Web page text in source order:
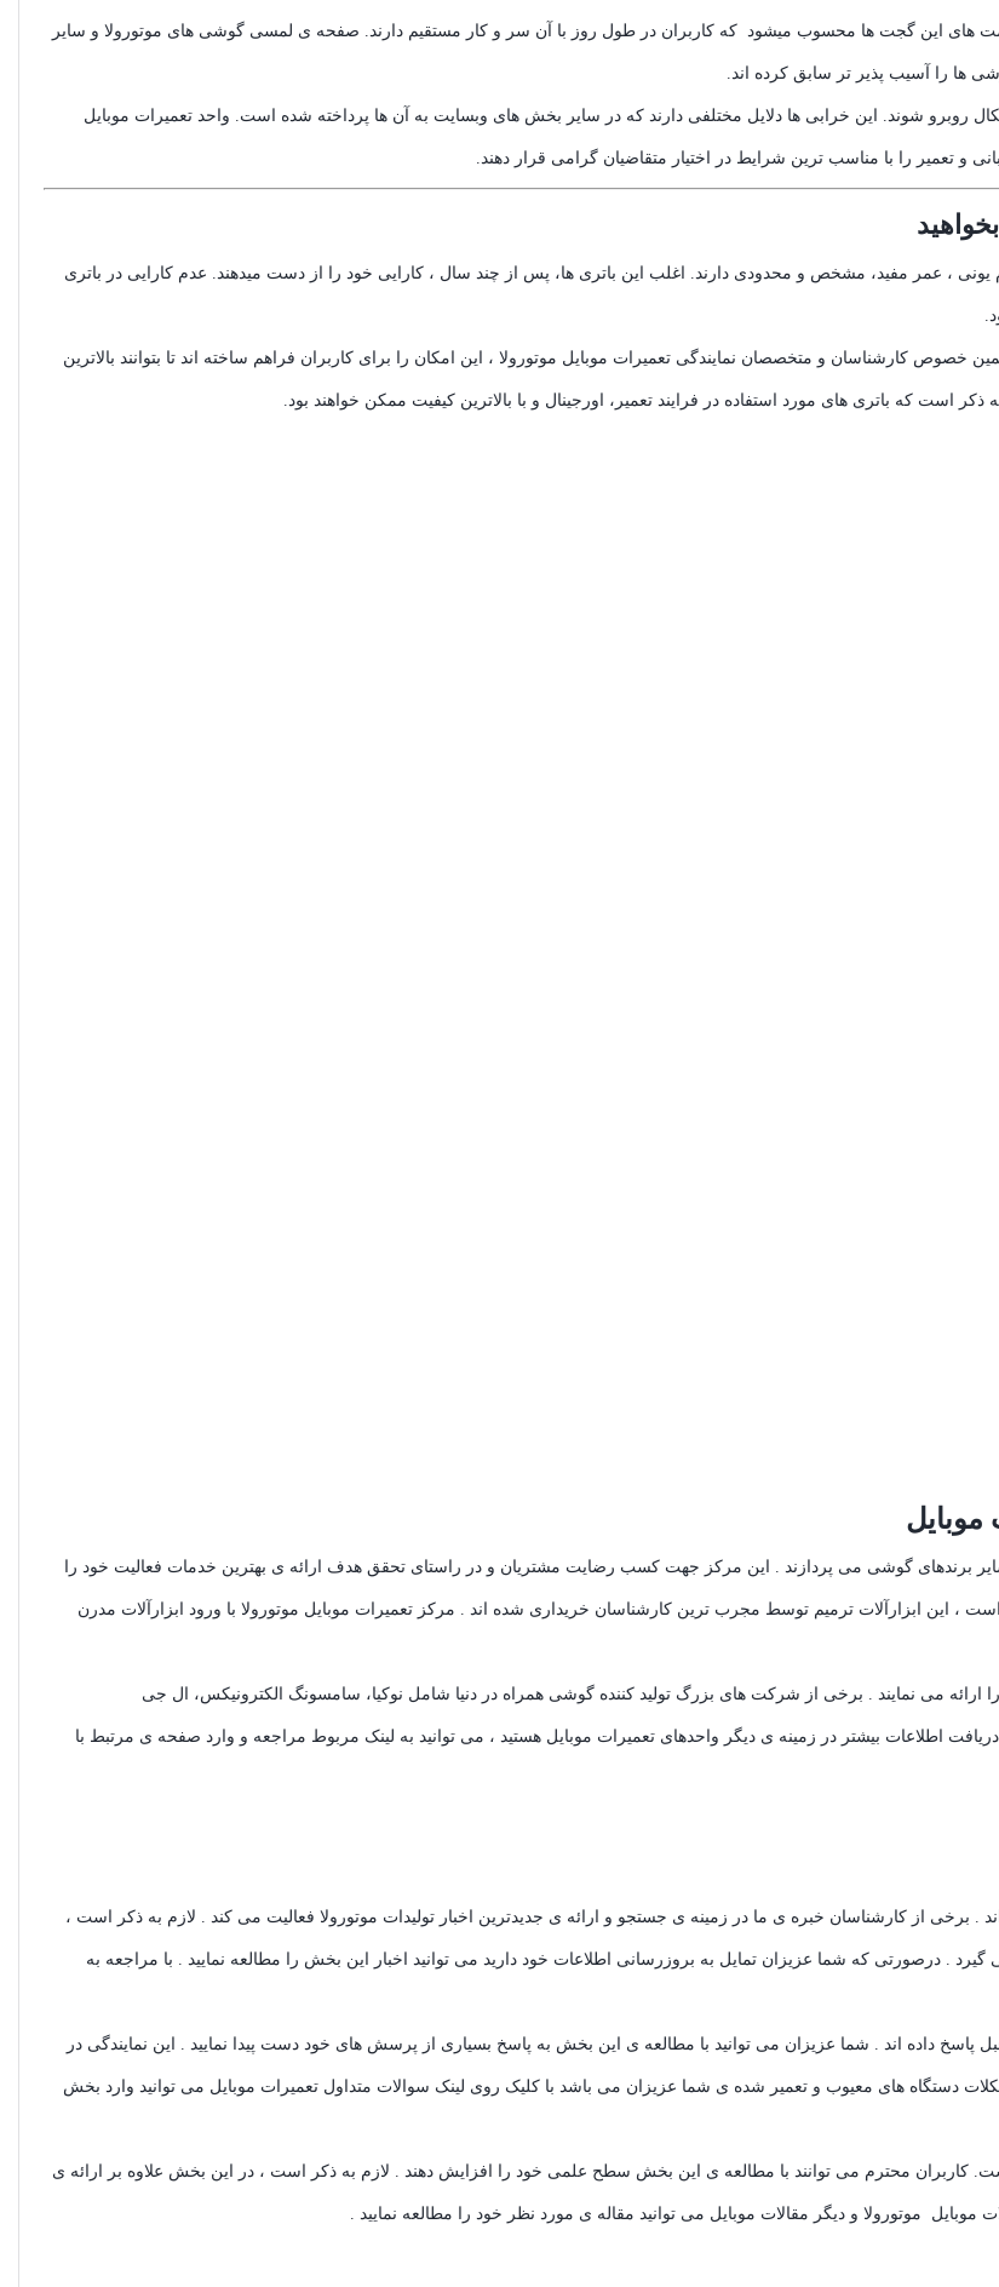
این گجت ها محسوب میشود که کاربران در طول روز با آن سر و کار مستقیم دارند. صفحه ی لمسی گوشی های موتورولا و سایر
ها را آسیب پذیر تر سابق کرده اند.
روبرو شوند. این خرابی ها دلایل مختلفی دارند که در سایر بخش های وبسایت به آن ها پرداخته شده است. واحد تعمیرات موبایل
و تعمیر را با مناسب ترین شرایط در اختیار متقاضیان گرامی قرار دهند.
یونی ، عمر مفید، مشخص و محدودی دارند. اغلب این باتری ها، پس از چند سال ، کارایی خود را از دست میدهند. عدم کارایی در باتری
کارشناسان و متخصصان نمایندگی تعمیرات موبایل موتورولا ، این امکان را برای کاربران فراهم ساخته اند تا بتوانند بالاترین
ذکر است که باتری های مورد استفاده در فرایند تعمیر، اورجینال و با بالاترین کیفیت ممکن خواهند بود.
موبایل
سایر برندهای گوشی می پردازند . این مرکز جهت کسب رضایت مشتریان و در راستای تحقق هدف ارائه ی بهترین خدمات فعالیت خود را
، این ابزارآلات ترمیم توسط مجرب ترین کارشناسان خریداری شده اند . مرکز تعمیرات موبایل موتورولا با ورود ابزارآلات مدرن
ارائه می نمایند . برخی از شرکت ‌های بزرگ تولید کننده گوشی همراه در دنیا شامل نوکیا، سامسونگ الکترونیکس، ال ‌جی
اطلاعات بیشتر در زمینه ی دیگر واحدهای تعمیرات موبایل هستید ، می توانید به لینک مربوط مراجعه و وارد صفحه ی مرتبط با
از کارشناسان خبره ی ما در زمینه ی جستجو و ارائه ی جدیدترین اخبار تولیدات موتورولا فعالیت می کند . لازم به ذکر است ،
. درصورتی که شما عزیزان تمایل به بروزرسانی اطلاعات خود دارید می توانید اخبار این بخش را مطالعه نمایید . با مراجعه به
پاسخ داده اند . شما عزیزان می توانید با مطالعه ی این بخش به پاسخ بسیاری از پرسش های خود دست پیدا نمایید . این نمایندگی در
دستگاه های معیوب و تعمیر شده ی شما عزیزان می باشد با کلیک روی لینک سوالات متداول تعمیرات موبایل می توانید وارد بخش
کاربران محترم می توانند با مطالعه ی این بخش سطح علمی خود را افزایش دهند . لازم به ذکر است ، در این بخش علاوه بر ارائه ی
موتورولا و دیگر مقالات موبایل می توانید مقاله ی مورد نظر خود را مطالعه نمایید .